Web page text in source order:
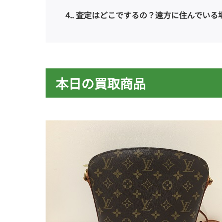
4. 査定はどこでするの？遠方に住んでいる
本日の買取商品